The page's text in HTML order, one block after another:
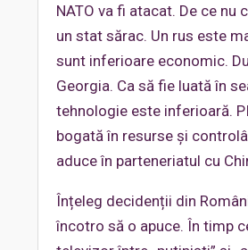
NATO va fi atacat. De ce nu
un stat sărac. Un rus este
sunt inferioare economic.
Georgia. Ca să fie luată în
tehnologie este inferioară.
bogată în resurse și
aduce în parteneriatul cu
Înțeleg decidenții din
încotro să o apuce. În timp